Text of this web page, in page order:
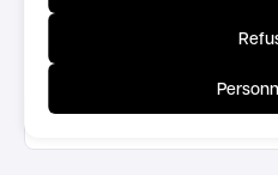
Politique de confidentialité
Accessibilité